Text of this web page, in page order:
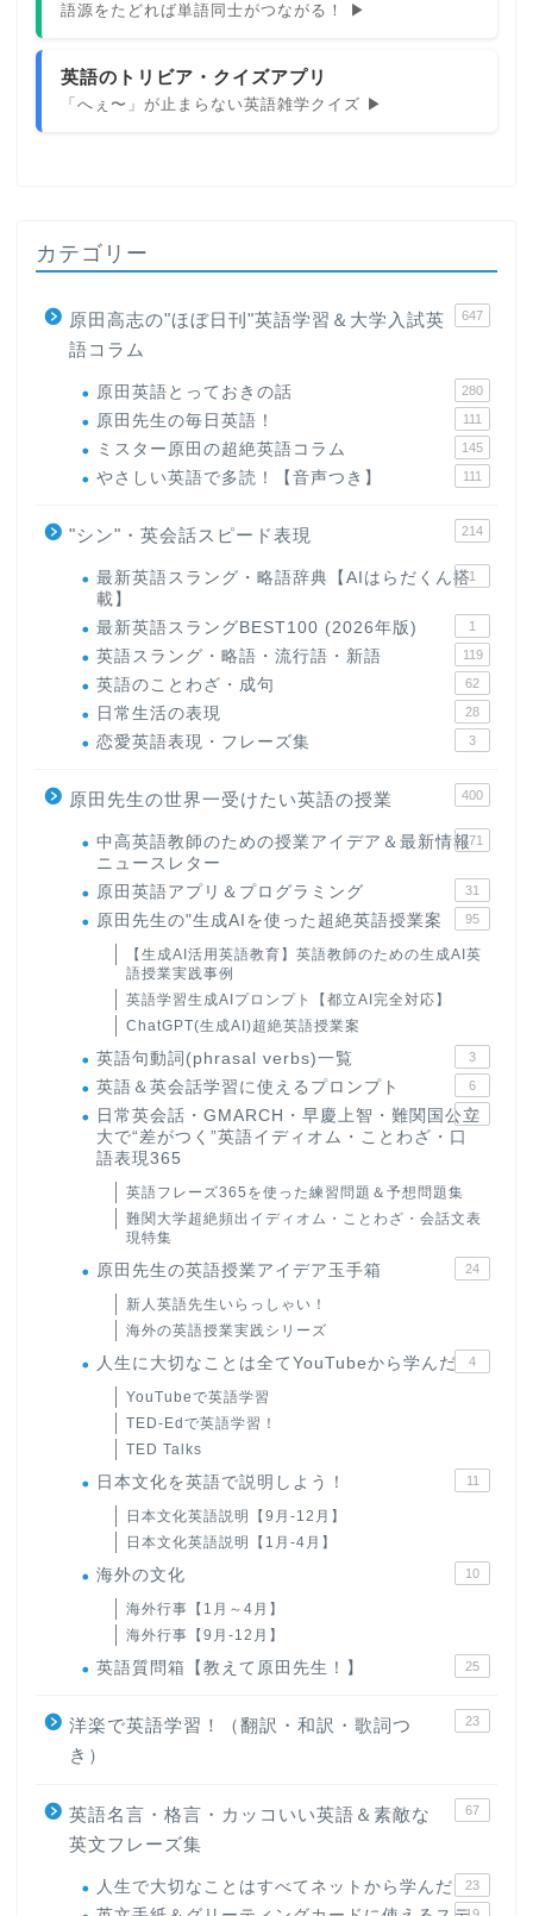
語源をたどれば単語同士がつながる！ ▶
英語のトリビア・クイズアプリ
「へぇ〜」が止まらない英語雑学クイズ ▶
カテゴリー
原田高志の"ほぼ日刊"英語学習＆大学入試英
語コラム
647
原田英語とっておきの話 280
原田先生の毎日英語！ 111
ミスター原田の超絶英語コラム 145
やさしい英語で多読！【音声つき】 111
"シン"・英会話スピード表現 214
最新英語スラング・略語辞典【AIはらだくん搭
載】
1
最新英語スラングBEST100 (2026年版) 1
英語スラング・略語・流行語・新語 119
英語のことわざ・成句 62
日常生活の表現 28
恋愛英語表現・フレーズ集 3
原田先生の世界一受けたい英語の授業 400
中高英語教師のための授業アイデア＆最新情報
ニュースレター
171
原田英語アプリ＆プログラミング 31
原田先生の"生成AIを使った超絶英語授業案 95
【生成AI活用英語教育】英語教師のための生成AI英
語授業実践事例
英語学習生成AIプロンプト【都立AI完全対応】
ChatGPT(生成AI)超絶英語授業案
英語句動詞(phrasal verbs)一覧 3
英語＆英会話学習に使えるプロンプト 6
日常英会話・GMARCH・早慶上智・難関国公立
大で“差がつく”英語イディオム・ことわざ・口
語表現365
22
英語フレーズ365を使った練習問題＆予想問題集
難関大学超絶頻出イディオム・ことわざ・会話文表
現特集
原田先生の英語授業アイデア玉手箱 24
新人英語先生いらっしゃい！
海外の英語授業実践シリーズ
人生に大切なことは全てYouTubeから学んだ 4
YouTubeで英語学習
TED-Edで英語学習！
TED Talks
日本文化を英語で説明しよう！ 11
日本文化英語説明【9月-12月】
日本文化英語説明【1月-4月】
海外の文化 10
海外行事【1月～4月】
海外行事【9月-12月】
英語質問箱【教えて原田先生！】 25
洋楽で英語学習！（翻訳・和訳・歌詞つ
き）
23
英語名言・格言・カッコいい英語＆素敵な
英文フレーズ集
67
人生で大切なことはすべてネットから学んだ 23